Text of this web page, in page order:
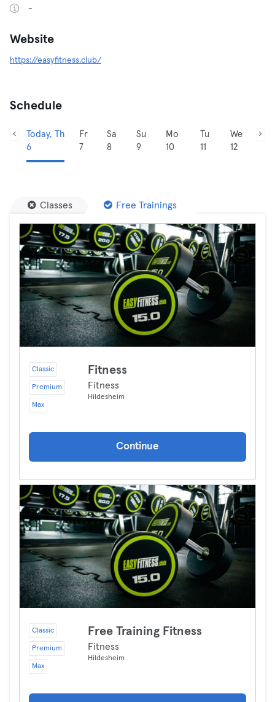
-
Website
https://easyfitness.club/
Schedule
Today, Th
6
Fr
7
Sa
8
Su
9
Mo
10
Tu
11
We
12
Classes Free Trainings
Classic
Premium
Max
Fitness
Fitness
Hildesheim
Continue
Classic
Premium
Max
Free Training Fitness
Fitness
Hildesheim